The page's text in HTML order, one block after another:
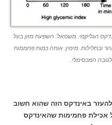
הגליקמי. משמאל: השפעת מזון בעל
ובתלילות. מימין: אותה כמות פחממות
המכסימלי.
להעזר באינדקס הזה שהוא חשוב
אכילת פחמימות שהאינדקס